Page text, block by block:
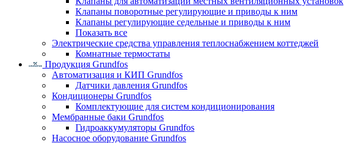
Клапаны поворотные регулирующие и приводы к ним
Клапаны регулирующие седельные и приводы к ним
Показать все
Электрические средства управления теплоснабжением коттеджей
Комнатные термостаты
Продукция Grundfos
Автоматизация и КИП Grundfos
Датчики давления Grundfos
Кондиционеры Grundfos
Комплектующие для систем кондиционирования
Мембранные баки Grundfos
Гидроаккумуляторы Grundfos
Насосное оборудование Grundfos